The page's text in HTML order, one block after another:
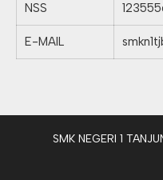
NSS
E-MAIL
SMK NEGERI 1